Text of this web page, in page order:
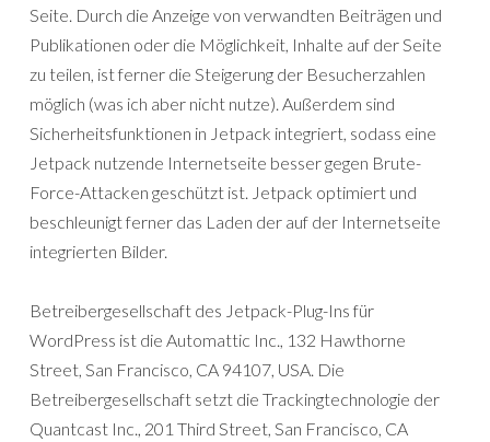
Seite. Durch die Anzeige von verwandten Beiträgen und
Publikationen oder die Möglichkeit, Inhalte auf der Seite
zu teilen, ist ferner die Steigerung der Besucherzahlen
möglich (was ich aber nicht nutze). Außerdem sind
Sicherheitsfunktionen in Jetpack integriert, sodass eine
Jetpack nutzende Internetseite besser gegen Brute-
Force-Attacken geschützt ist. Jetpack optimiert und
beschleunigt ferner das Laden der auf der Internetseite
integrierten Bilder.
Betreibergesellschaft des Jetpack-Plug-Ins für
WordPress ist die Automattic Inc., 132 Hawthorne
Street, San Francisco, CA 94107, USA. Die
Betreibergesellschaft setzt die Trackingtechnologie der
Quantcast Inc., 201 Third Street, San Francisco, CA